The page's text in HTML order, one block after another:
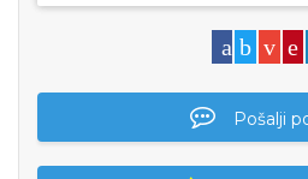
Pošalji